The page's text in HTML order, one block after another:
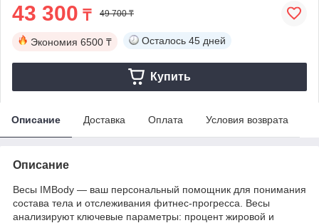
43 300 ₸ 49 700 ₸
Экономия 6500 ₸ Осталось 45 дней
Купить
Описание Доставка Оплата Условия возврата
Описание
Весы IMBody — ваш персональный помощник для понимания
состава тела и отслеживания фитнес-прогресса. Весы
анализируют ключевые параметры: процент жировой и